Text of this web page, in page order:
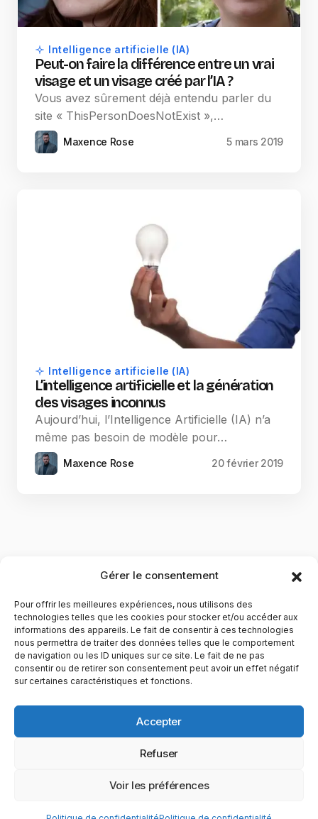
Gérer le consentement
Pour offrir les meilleures expériences, nous utilisons des
technologies telles que les cookies pour stocker et/ou accéder aux
informations des appareils. Le fait de consentir à ces technologies
nous permettra de traiter des données telles que le comportement
de navigation ou les ID uniques sur ce site. Le fait de ne pas
consentir ou de retirer son consentement peut avoir un effet négatif
sur certaines caractéristiques et fonctions.
Accepter
Refuser
Voir les préférences
Intelligence artificielle (IA)
Peut-on faire la différence entre un vrai
visage et un visage créé par l’IA ?
Vous avez sûrement déjà entendu parler du
site « ThisPersonDoesNotExist »,…
Maxence Rose 5 mars 2019
Intelligence artificielle (IA)
L’intelligence artificielle et la génération
des visages inconnus
Aujourd’hui, l’Intelligence Artificielle (IA) n’a
même pas besoin de modèle pour…
Maxence Rose 20 février 2019
YubiGeek est un média français dédié aux nouvelles
technologies, à la culture geek et au numérique. Fondé par
du web, du gaming et de la science, avec une approche
© 2025 YubiGeek. Tous droits réservés.